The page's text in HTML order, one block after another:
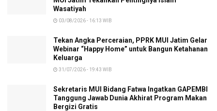
Wasatiyah
03/08/2026 - 16:13 WIB
Tekan Angka Perceraian, PPRK MUI Jatim Gelar
Webinar “Happy Home” untuk Bangun Ketahanan
Keluarga
31/07/2026 - 19:43 WIB
Sekretaris MUI Bidang Fatwa Ingatkan GAPEMBI
Tanggung Jawab Dunia Akhirat Program Makan
Bergizi Gratis